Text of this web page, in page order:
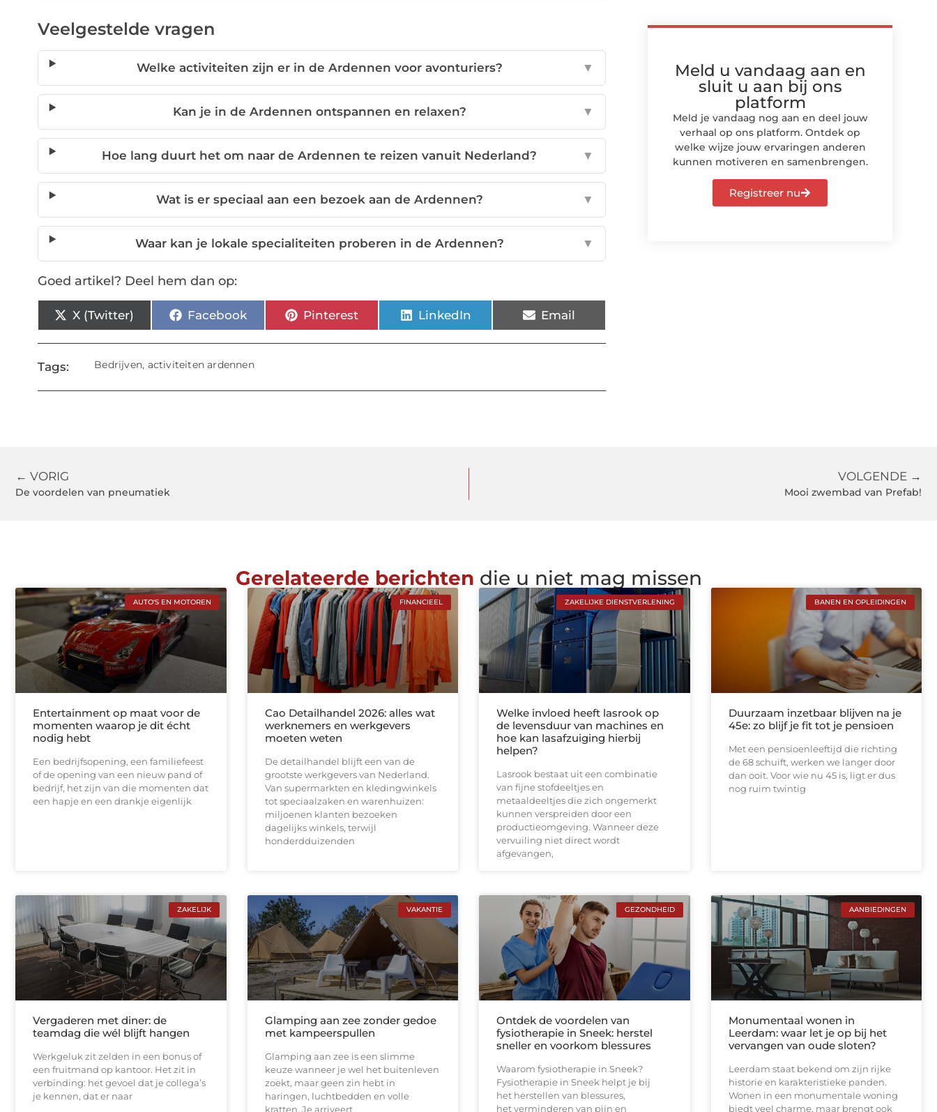
Veelgestelde vragen
Welke activiteiten zijn er in de Ardennen voor avonturiers? ▼
Kan je in de Ardennen ontspannen en relaxen? ▼
Hoe lang duurt het om naar de Ardennen te reizen vanuit Nederland? ▼
Wat is er speciaal aan een bezoek aan de Ardennen? ▼
Waar kan je lokale specialiteiten proberen in de Ardennen? ▼
Goed artikel? Deel hem dan op:
X (Twitter) Facebook Pinterest LinkedIn Email
Tags: Bedrijven, activiteiten ardennen
Meld u vandaag aan en
sluit u aan bij ons
platform
Meld je vandaag nog aan en deel jouw
verhaal op ons platform. Ontdek op
welke wijze jouw ervaringen anderen
kunnen motiveren en samenbrengen.
Registreer nu
← VORIG
De voordelen van pneumatiek
VOLGENDE →
Mooi zwembad van Prefab!
Gerelateerde berichten die u niet mag missen
AUTO'S EN MOTOREN
Entertainment op maat voor de
momenten waarop je dit écht
nodig hebt
Een bedrijfsopening, een familiefeest
of de opening van een nieuw pand of
bedrijf, het zijn van die momenten dat
een hapje en een drankje eigenlijk
FINANCIEEL
Cao Detailhandel 2026: alles wat
werknemers en werkgevers
moeten weten
De detailhandel blijft een van de
grootste werkgevers van Nederland.
Van supermarkten en kledingwinkels
tot speciaalzaken en warenhuizen:
miljoenen klanten bezoeken
dagelijks winkels, terwijl
honderdduizenden
ZAKELIJKE DIENSTVERLENING
Welke invloed heeft lasrook op
de levensduur van machines en
hoe kan lasafzuiging hierbij
helpen?
Lasrook bestaat uit een combinatie
van fijne stofdeeltjes en
metaaldeeltjes die zich ongemerkt
kunnen verspreiden door een
productieomgeving. Wanneer deze
vervuiling niet direct wordt
afgevangen,
BANEN EN OPLEIDINGEN
Duurzaam inzetbaar blijven na je
45e: zo blijf je fit tot je pensioen
Met een pensioenleeftijd die richting
de 68 schuift, werken we langer door
dan ooit. Voor wie nu 45 is, ligt er dus
nog ruim twintig
ZAKELIJK
Vergaderen met diner: de
teamdag die wél blijft hangen
Werkgeluk zit zelden in een bonus of
een fruitmand op kantoor. Het zit in
verbinding: het gevoel dat je collega’s
je kennen, dat er naar
VAKANTIE
Glamping aan zee zonder gedoe
met kampeerspullen
Glamping aan zee is een slimme
keuze wanneer je wel het buitenleven
zoekt, maar geen zin hebt in
haringen, luchtbedden en volle
kratten. Je arriveert
GEZONDHEID
Ontdek de voordelen van
fysiotherapie in Sneek: herstel
sneller en voorkom blessures
Waarom fysiotherapie in Sneek?
Fysiotherapie in Sneek helpt je bij
het herstellen van blessures,
het verminderen van pijn en
AANBIEDINGEN
Monumentaal wonen in
Leerdam: waar let je op bij het
vervangen van oude sloten?
Leerdam staat bekend om zijn rijke
historie en karakteristieke panden.
Wonen in een monumentale woning
biedt veel charme, maar brengt ook